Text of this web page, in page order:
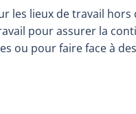
les lieux de travail hors
pour assurer la
ou pour faire face à